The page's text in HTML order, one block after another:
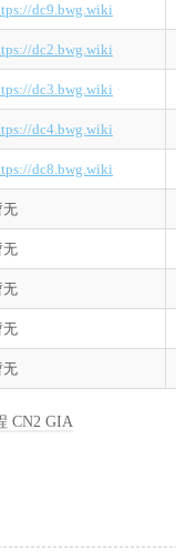
dc9.bwg.wiki
dc2.bwg.wiki
dc3.bwg.wiki
dc4.bwg.wiki
dc8.bwg.wiki
无
无
无
无
无
CN2 GIA